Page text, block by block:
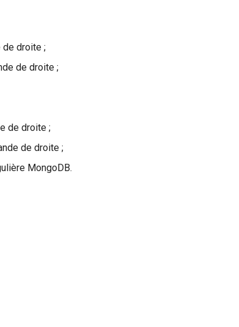
de droite ;
de droite ;
de droite ;
de droite ;
MongoDB.